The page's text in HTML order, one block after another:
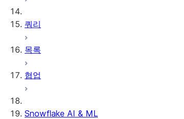
쿼리
목록
협업
Snowflake AI & ML